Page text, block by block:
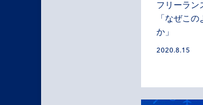
フリーラン
「なぜこ
か」
2020.8.15